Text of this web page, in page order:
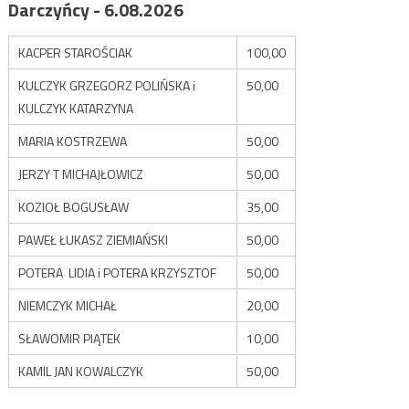
Darczyńcy - 6.08.2026
KACPER STAROŚCIAK
100,00
KULCZYK GRZEGORZ POLIŃSKA i
KULCZYK KATARZYNA
50,00
MARIA KOSTRZEWA
50,00
JERZY T MICHAJŁOWICZ
50,00
KOZIOŁ BOGUSŁAW
35,00
PAWEŁ ŁUKASZ ZIEMIAŃSKI
50,00
POTERA LIDIA i POTERA KRZYSZTOF
50,00
NIEMCZYK MICHAŁ
20,00
SŁAWOMIR PIĄTEK
10,00
KAMIL JAN KOWALCZYK
50,00